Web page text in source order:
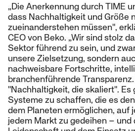
„Die Anerkennung durch TIME
dass Nachhaltigkeit und Größe
zueinanderstehen müssen",
CEO von Beko. „Wir sind stolz
Sektor führend zu sein, und
unsere Zielsetzung, sondern
nachweisbare Fortschritte,
branchenführende
"Nachhaltigkeit, die skaliert". Es
Systeme zu schaffen, die es
dem Planeten ermöglichen, auf
jedem Markt zu gedeihen –